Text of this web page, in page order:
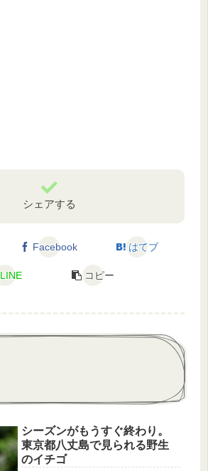
シェアする
Facebook はてブ
LINE コピー
シーズンがもうすぐ終わり。
東京都八丈島で見られる野生
のイチゴ